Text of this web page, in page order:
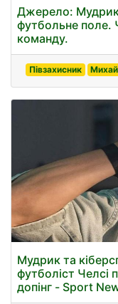
Джерело: Мудрик
футбольне поле.
команду.
Півзахисник
Мудрик та
футболіст Челсі
допінг - Sport